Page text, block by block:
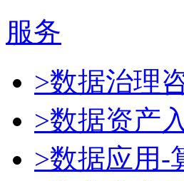
服务
>数据治理
>数据资产
>数据应用-